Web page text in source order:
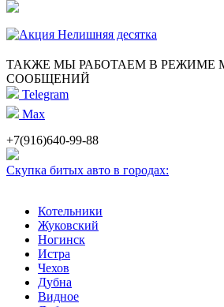
ТАКЖЕ МЫ РАБОТАЕМ В РЕЖИМЕ
СООБЩЕНИЙ
Telegram
Max
+7(916)640-99-88
Скупка битых авто в городах:
Котельники
Жуковский
Ногинск
Истра
Чехов
Дубна
Видное